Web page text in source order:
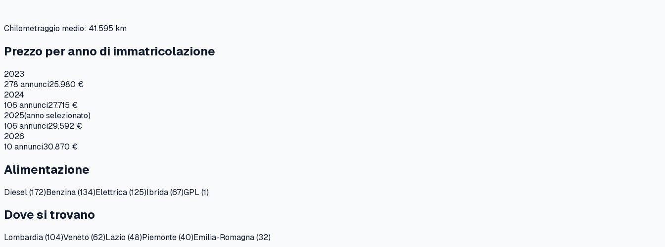
Chilometraggio medio: 41.595 km
Prezzo per anno di immatricolazione
2023
278 annunci25.980 €
2024
106 annunci27.715 €
2025(anno selezionato)
106 annunci29.592 €
2026
10 annunci30.870 €
Alimentazione
Diesel(172)Benzina(134)Elettrica(125)Ibrida(67)GPL (1)
Dove si trovano
Lombardia(104)Veneto (62)Lazio (48)Piemonte(40)Emilia-Romagna(32)